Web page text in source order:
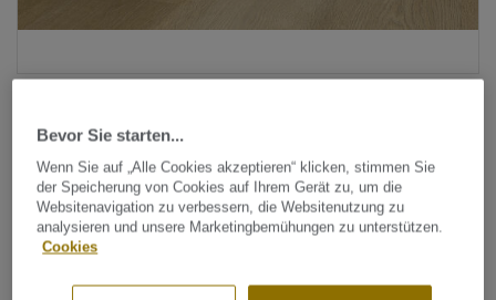
Alle Designs anzeigen (200)
Tarkett Zubehör Komplettsortiment
Bevor Sie starten...
Wenn Sie auf „Alle Cookies akzeptieren“ klicken, stimmen Sie
der Speicherung von Cookies auf Ihrem Gerät zu, um die
Websitenavigation zu verbessern, die Websitenutzung zu
analysieren und unsere Marketingbemühungen zu unterstützen.
Cookies